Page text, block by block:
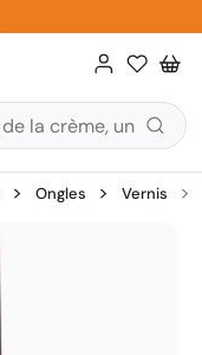
Ongles Vernis